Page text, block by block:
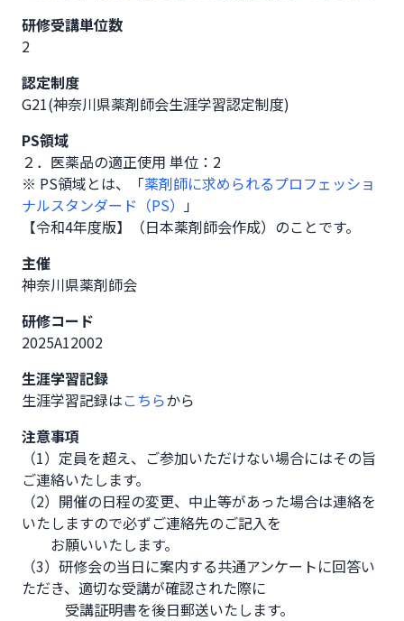
研修受講単位数
2
認定制度
G21(神奈川県薬剤師会生涯学習認定制度)
PS領域
２．医薬品の適正使用 単位：2
※ PS領域とは、「薬剤師に求められるプロフェッショ
ナルスタンダード（PS） 」
【令和4年度版】（日本薬剤師会作成）のことです。
主催
神奈川県薬剤師会
研修コード
2025A12002
生涯学習記録
生涯学習記録はこちらから
注意事項
（1）定員を超え、ご参加いただけない場合にはその旨
ご連絡いたします。
（2）開催の日程の変更、中止等があった場合は連絡を
いたしますので必ずご連絡先のご記入を
お願いいたします。
（3）研修会の当日に案内する共通アンケートに回答い
ただき、適切な受講が確認された際に
受講証明書を後日郵送いたします。